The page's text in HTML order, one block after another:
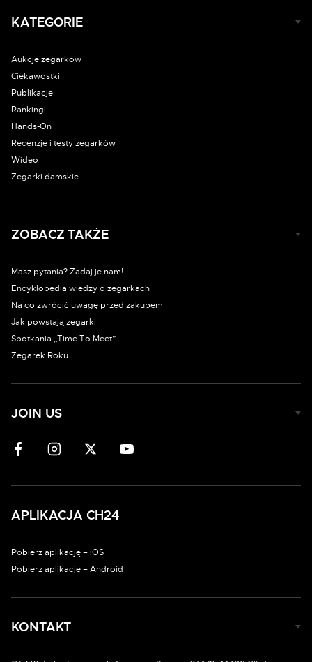
KATEGORIE
Aukcje zegarków
Ciekawostki
Publikacje
Rankingi
Hands-On
Recenzje i testy zegarków
Wideo
Zegarki damskie
ZOBACZ TAKŻE
Masz pytania? Zadaj je nam!
Encyklopedia wiedzy o zegarkach
Na co zwrócić uwagę przed zakupem
Jak powstają zegarki
Spotkania „Time To Meet”
Zegarek Roku
JOIN US
APLIKACJA CH24
Pobierz aplikację – iOS
Pobierz aplikację – Android
KONTAKT